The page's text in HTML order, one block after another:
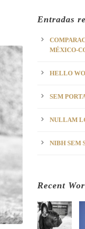
Entradas
MÉXICO-
HELLO
SEM
NULLAM
NIBH SEM
Recent